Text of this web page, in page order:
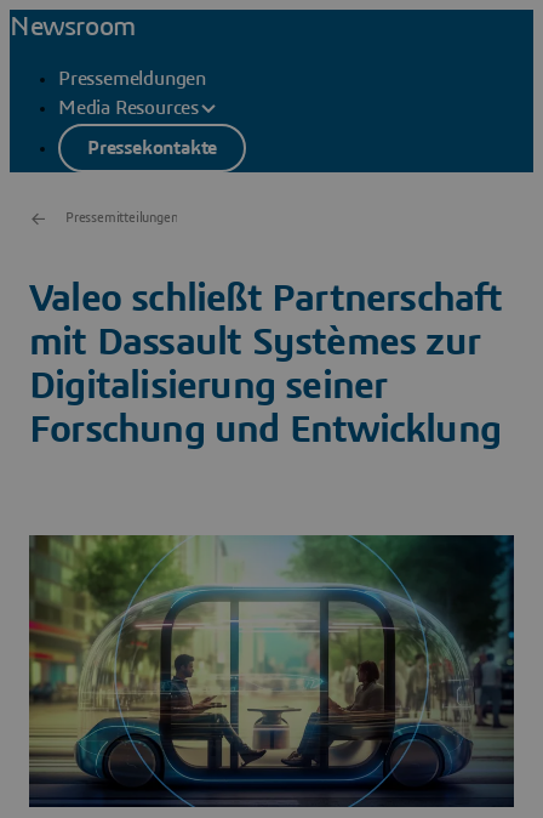
Newsroom
Pressemeldungen
Media Resources
Pressekontakte
Pressemitteilungen
Valeo schließt Partnerschaft
mit Dassault Systèmes zur
Digitalisierung seiner
Forschung und Entwicklung